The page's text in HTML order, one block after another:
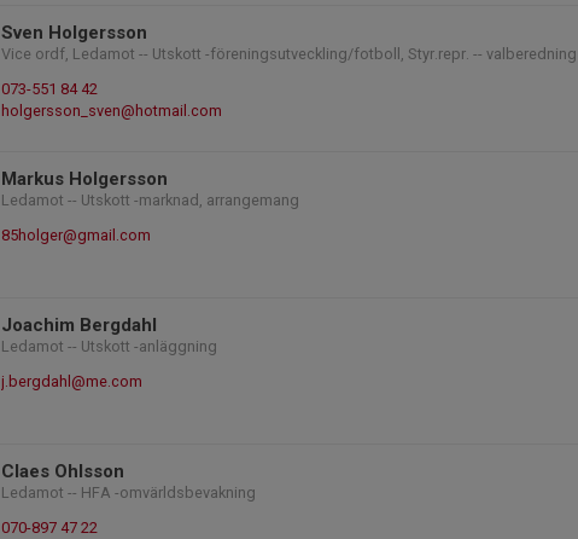
Sven Holgersson
Vice ordf, Ledamot -- Utskott -föreningsutveckling/fotboll, Styr.repr. -- valberedning
073-551 84 42
holgersson_sven@hotmail.com
Markus Holgersson
Ledamot -- Utskott -marknad, arrangemang
85holger@gmail.com
Joachim Bergdahl
Ledamot -- Utskott -anläggning
j.bergdahl@me.com
Claes Ohlsson
Ledamot -- HFA -omvärldsbevakning
070-897 47 22